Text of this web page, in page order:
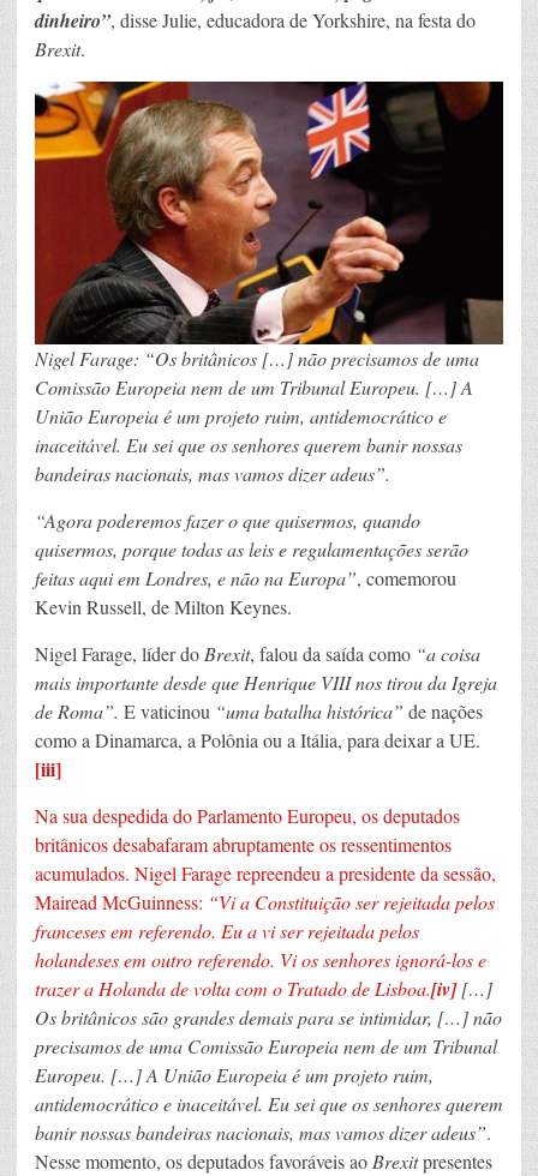
dinheiro”, disse Julie, educadora de Yorkshire, na festa do
Brexit.
Nigel Farage: “Os britânicos […] não precisamos de uma
Comissão Europeia nem de um Tribunal Europeu. […] A
União Europeia é um projeto ruim, antidemocrático e
inaceitável. Eu sei que os senhores querem banir nossas
bandeiras nacionais, mas vamos dizer adeus”.
“Agora poderemos fazer o que quisermos, quando
quisermos, porque todas as leis e regulamentações serão
feitas aqui em Londres, e não na Europa”, comemorou
Kevin Russell, de Milton Keynes.
Nigel Farage, líder doBrexit, falou da saída como “a coisa
mais importante desde que Henrique VIII nos tirou da Igreja
de Roma”. E vaticinou “uma batalha histórica” de nações
como a Dinamarca, a Polônia ou a Itália, para deixar a UE.
[iii]
Na sua despedida do Parlamento Europeu, os deputados
britânicos desabafaram abruptamente os ressentimentos
acumulados. Nigel Farage repreendeu a presidente da sessão,
Mairead McGuinness: “Vi a Constituição ser rejeitada pelos
franceses em referendo. Eu a vi ser rejeitada pelos
holandeses em outro referendo. Vi os senhores ignorá-los e
trazer a Holanda de volta com o Tratado de Lisboa.[iv][…]
Os britânicos são grandes demais para se intimidar, […] não
precisamos de uma Comissão Europeia nem de um Tribunal
Europeu. […] A União Europeia é um projeto ruim,
antidemocrático e inaceitável. Eu sei que os senhores querem
banir nossas bandeiras nacionais, mas vamos dizer adeus”.
Nesse momento, os deputados favoráveis aoBrexitpresentes